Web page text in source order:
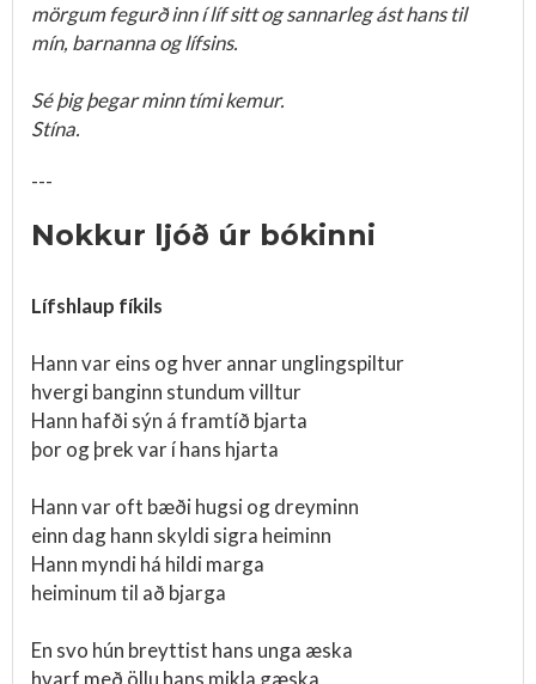
mörgum fegurð inn í líf sitt og sannarleg ást hans til
mín, barnanna og lífsins.
Sé þig þegar minn tími kemur.
Stína.
---
Nokkur ljóð úr bókinni
Lífshlaup fíkils
Hann var eins og hver annar unglingspiltur
hvergi banginn stundum villtur
Hann hafði sýn á framtíð bjarta
þor og þrek var í hans hjarta
Hann var oft bæði hugsi og dreyminn
einn dag hann skyldi sigra heiminn
Hann myndi há hildi marga
heiminum til að bjarga
En svo hún breyttist hans unga æska